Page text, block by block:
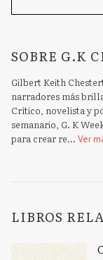
SOBRE G.K
Gilbert Keith
narradores más
Crítico, novelista y
semanario, G. K
para crear re... Ver
LIBROS